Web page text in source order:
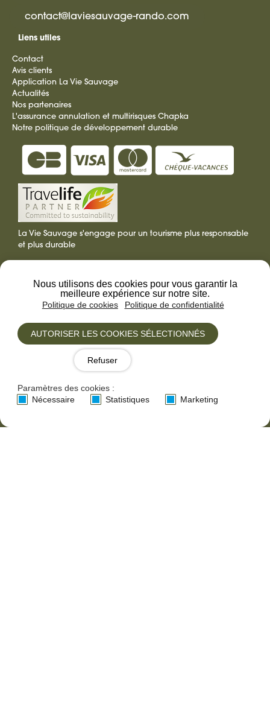
Nous utilisons des cookies pour vous garantir la
meilleure expérience sur notre site.
Politique de cookies Politique de confidentialité
AUTORISER LES COOKIES SÉLECTIONNÉS
Refuser
Paramètres des cookies :
Nécessaire Statistiques Marketing
contact@laviesauvage-rando.com
Liens utiles
Contact
Avis clients
Application La Vie Sauvage
Actualités
Nos partenaires
L'assurance annulation et multirisques Chapka
Notre politique de développement durable
La Vie Sauvage s'engage pour un tourisme plus responsable
et plus durable
Grande traversée des Alpes
Tour du Mont-Blanc
Groupe et séminaire
Séminaire,
Incentive
Carte cadeau
voyage
Offrir